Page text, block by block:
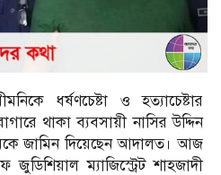
ধর্ষণচেষ্টা ও হত্যাচেষ্টার
থাকা ব্যবসায়ী নাসির উদ্দিন
জামিন দিয়েছেন আদালত। আজ
জুডিশিয়াল ম্যাজিস্ট্রেট শাহজাদী